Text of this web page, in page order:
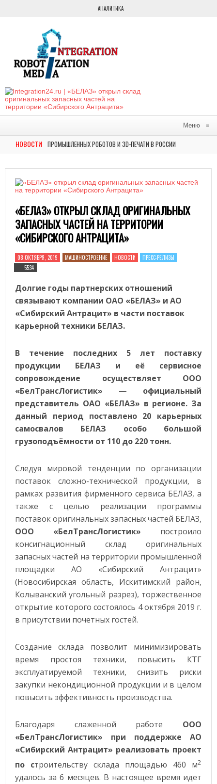
АНАЛИТИКА
Меню ≡
НОВОСТИ
РЫНКА ПРОМЫШЛЕННЫХ РОБОТОВ И 3D-ПЕЧАТИ В РОССИИ
«БЕЛАЗ» ОТКРЫЛ СКЛАД ОРИГИНАЛЬНЫХ
ЗАПАСНЫХ ЧАСТЕЙ НА ТЕРРИТОРИИ
«СИБИРСКОГО АНТРАЦИТА»
08 ОКТЯБРЯ, 2019 МАШИНОСТРОЕНИЕ НОВОСТИ
ПРЕСС-РЕЛИЗЫ
5534
Долгие годы партнерских отношений
связывают компании ОАО «БЕЛАЗ» и АО
«Сибирский Антрацит» в части поставок
карьерной техники БЕЛАЗ.
В течение последних 5 лет поставку
продукции БЕЛАЗ и её сервисное
сопровождение осуществляет ООО
«БелТрансЛогистик» — официальный
представитель ОАО «БЕЛАЗ» в регионе. За
данный период поставлено 20 карьерных
самосвалов БЕЛАЗ особо большой
грузоподъёмности от 110 до 220 тонн.
Следуя мировой тенденции по организации
поставок сложно-технической продукции, в
рамках развития фирменного сервиса БЕЛАЗ, а
также с целью реализации программы
поставок оригинальных запасных частей БЕЛАЗ,
ООО «БелТрансЛогистик» построило
консигнационный склад оригинальных
запасных частей на территории промышленной
площадки АО «Сибирский Антрацит»
(Новосибирская область, Искитимский район,
Колыванский угольный разрез), торжественное
открытие которого состоялось 4 октября 2019 г.
в присутствии почетных гостей.
Создание склада позволит минимизировать
время простоя техники, повысить КТГ
эксплуатируемой техники, снизить риски
закупки некондиционной продукции и в целом
повысить эффективность производства.
Благодаря слаженной работе ООО
«БелТрансЛогистик» при поддержке АО
«Сибирский Антрацит» реализовать проект
по строительству склада площадью 460 м2
удалось за 6 месяцев. В настоящее время идет